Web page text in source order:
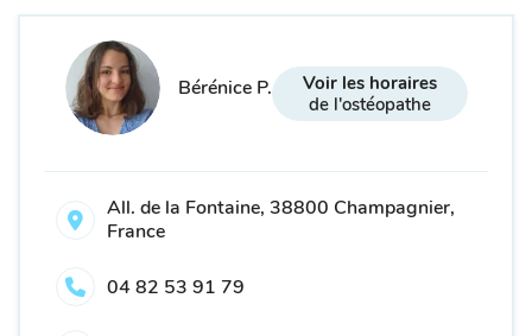
Bérénice P.
Voir les horaires
de l'ostéopathe
All. de la Fontaine, 38800 Champagnier,
France
04 82 53 91 79